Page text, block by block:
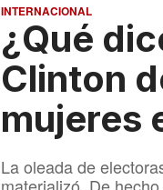
INTERNACIONAL
¿Qué
Clinton
mujeres
La oleada de